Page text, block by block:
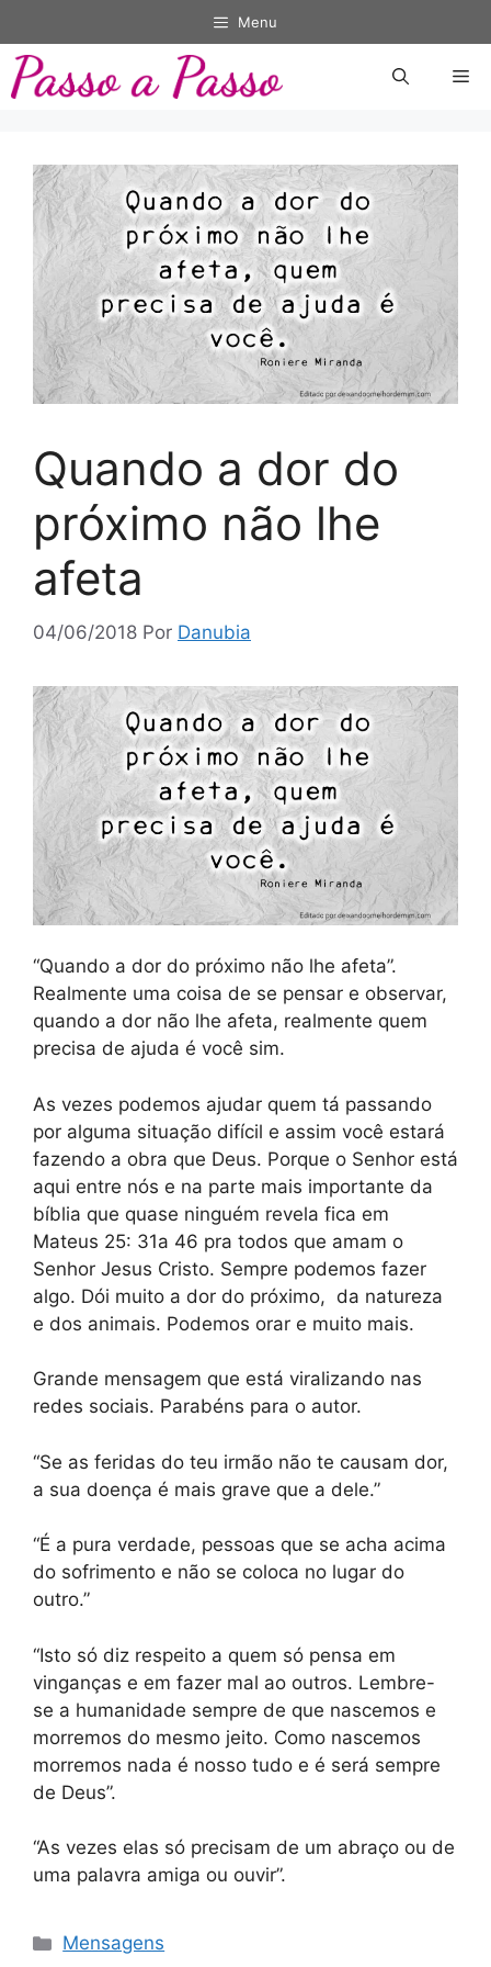
para
conteúdo
Menu
Quando a dor do
próximo não lhe
afeta
04/06/2018 Por Danubia
“Quando a dor do próximo não lhe afeta”.
Realmente uma coisa de se pensar e observar,
quando a dor não lhe afeta, realmente quem
precisa de ajuda é você sim.
As vezes podemos ajudar quem tá passando
por alguma situação difícil e assim você estará
fazendo a obra que Deus. Porque o Senhor está
aqui entre nós e na parte mais importante da
bíblia que quase ninguém revela fica em
Mateus 25: 31a 46 pra todos que amam o
Senhor Jesus Cristo. Sempre podemos fazer
algo. Dói muito a dor do próximo, da natureza
e dos animais. Podemos orar e muito mais.
Grande mensagem que está viralizando nas
redes sociais. Parabéns para o autor.
“Se as feridas do teu irmão não te causam dor,
a sua doença é mais grave que a dele.”
“É a pura verdade, pessoas que se acha acima
do sofrimento e não se coloca no lugar do
outro.”
“Isto só diz respeito a quem só pensa em
vinganças e em fazer mal ao outros. Lembre-
se a humanidade sempre de que nascemos e
morremos do mesmo jeito. Como nascemos
morremos nada é nosso tudo e é será sempre
de Deus”.
“As vezes elas só precisam de um abraço ou de
uma palavra amiga ou ouvir”.
Categorias
Mensagens